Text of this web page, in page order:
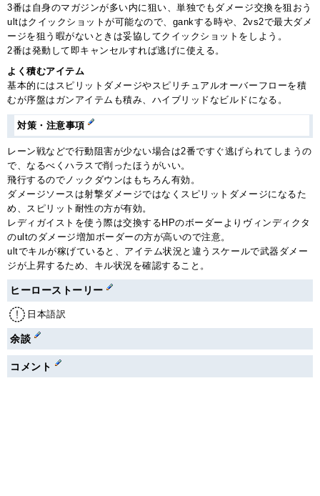
3番は自身のマガジンが多い内に狙い、単独でもダメージ交換を狙おう
ultはクイックショットが可能なので、gankする時や、2vs2で最大ダメ
ージを狙う暇がないときは妥協してクイックショットをしよう。
2番は発動して即キャンセルすれば逃げに使える。
よく積むアイテム
基本的にはスピリットダメージやスピリチュアルオーバーフローを積
むが序盤はガンアイテムも積み、ハイブリッドなビルドになる。
対策・注意事項
レーン戦などで行動阻害が少ない場合は2番ですぐ逃げられてしまうの
で、なるべくハラスで削ったほうがいい。
飛行するのでノックダウンはもちろん有効。
ダメージソースは射撃ダメージではなくスピリットダメージになるた
め、スピリット耐性の方が有効。
レディガイストを使う際は交換するHPのボーダーよりヴィンディクタ
のultのダメージ増加ボーダーの方が高いので注意。
ultでキルが稼げていると、アイテム状況と違うスケールで武器ダメー
ジが上昇するため、キル状況を確認すること。
ヒーローストーリー
日本語訳
余談
コメント